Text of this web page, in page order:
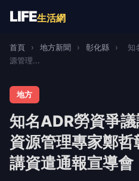
LIFE生活網
首頁 › 地方新聞 › 彰化縣 ›
知
源管理...
地方
知名ADR勞資爭
資源管理專家鄭
講資遣通報宣導會